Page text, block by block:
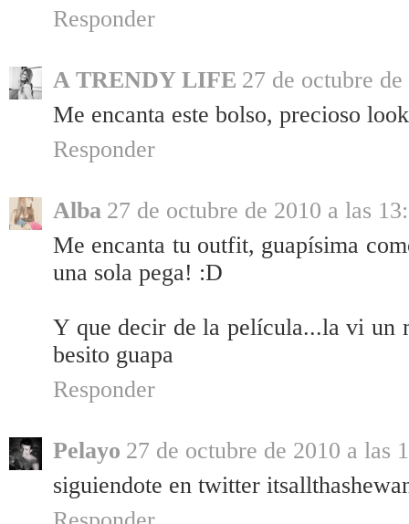
Responder
A TRENDY LIFE 27 de octubre
Me encanta este bolso, precioso
Responder
Alba 27 de octubre de 2010 a las
Me encanta tu outfit, guapísima
una sola pega! :D
Y que decir de la película...la vi un
besito guapa
Responder
Pelayo 27 de octubre de 2010 a las
siguiendote en twitter